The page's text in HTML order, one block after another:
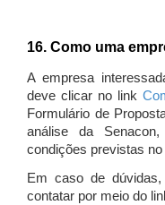
16. Como uma
A empresa
deve clicar no link
Formulário de
análise da
condições previstas
Em caso de
contatar por meio do